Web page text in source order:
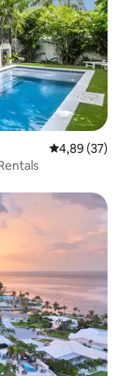
Priemerné
4,89 (37)